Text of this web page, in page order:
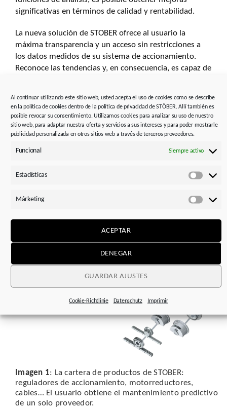
Al continuar utilizando este sitio web, usted acepta el uso de cookies como se describe
en la política de cookies dentro de la política de privacidad de STÖBER. Allí también es
posible revocar su consentimiento. Utilizamos cookies para analizar su uso de nuestro
sitio web, para adaptar nuestra oferta y servicios a sus intereses y para poder mostrarle
publicidad personalizada en otros sitios web a través de terceros proveedores.
Funcional Siempre activo
Estadísticas
Márketing
ACEPTAR
DENEGAR
GUARDAR AJUSTES
Cookie-Richtlinie Datenschutz Imprimir
significativas en términos de calidad y rentabilidad.
La nueva solución de STOBER ofrece al usuario la
máxima transparencia y un acceso sin restricciones a
los datos medidos de su sistema de accionamiento.
Reconoce las tendencias y, en consecuencia, es capaz de
STOBER y está disponible con todos los reguladores de
accionamiento de 6.ª generación en combinación con
todos los motorreductores.
Imagen 1: La cartera de productos de STOBER:
reguladores de accionamiento, motorreductores,
cables… El usuario obtiene el mantenimiento predictivo
de un solo proveedor.